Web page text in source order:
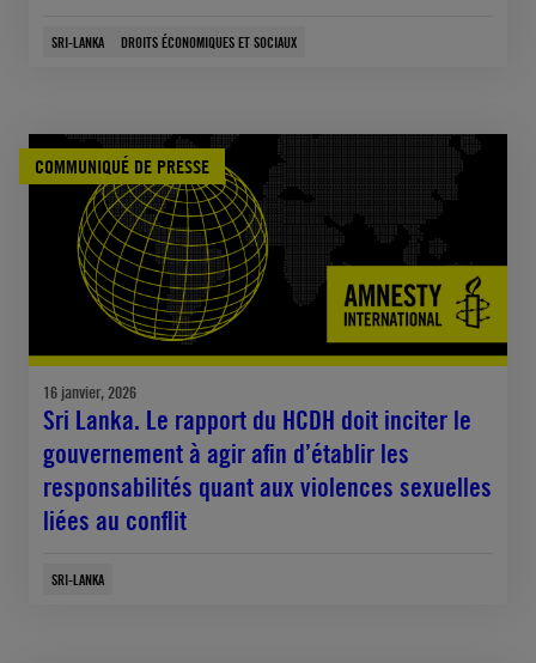
SRI-LANKA DROITS ÉCONOMIQUES ET SOCIAUX
COMMUNIQUÉ DE PRESSE
16 janvier, 2026
Sri Lanka. Le rapport du HCDH doit inciter le
gouvernement à agir afin d’établir les
responsabilités quant aux violences sexuelles
liées au conflit
SRI-LANKA